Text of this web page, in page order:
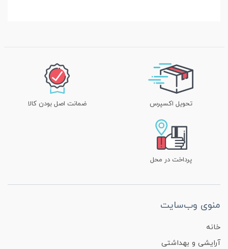
تحویل اکسپرس ضمانت اصل بودن کالا
پرداخت در محل
منوی وب‌سایت
خانه
آرایشی و بهداشتی